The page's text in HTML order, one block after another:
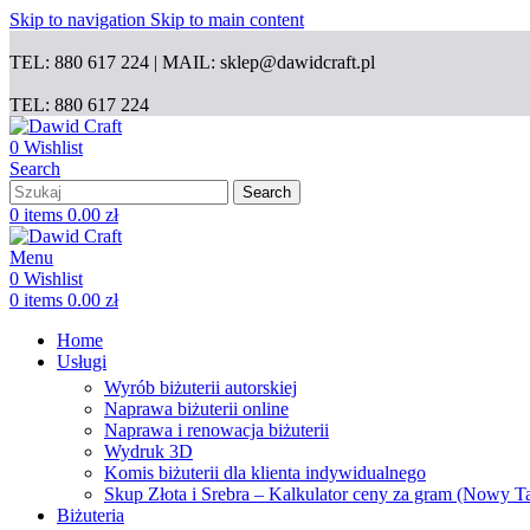
Skip to navigation Skip to main content
TEL: 880 617 224 | MAIL: sklep@dawidcraft.pl
TEL: 880 617 224
0 Wishlist
Search
Search
0 items 0.00 zł
Menu
0 Wishlist
0 items 0.00 zł
Home
Usługi
Wyrób biżuterii autorskiej
Naprawa biżuterii online
Naprawa i renowacja biżuterii
Wydruk 3D
Komis biżuterii dla klienta indywidualnego
Skup Złota i Srebra – Kalkulator ceny za gram (Nowy
Biżuteria